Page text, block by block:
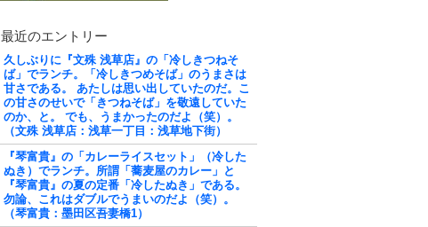
最近のエントリー
久しぶりに『文殊 浅草店』の「冷しきつねそ
ば」でランチ。「冷しきつめそば」のうまさは
甘さである。 あたしは思い出していたのだ。こ
の甘さのせいで「きつねそば」を敬遠していた
のか、と。 でも、うまかったのだよ（笑）。
（文殊 浅草店：浅草一丁目：浅草地下街）
『琴富貴』の「カレーライスセット」（冷した
ぬき）でランチ。所謂「蕎麦屋のカレー」と
『琴富貴』の夏の定番「冷したぬき」である。
勿論、これはダブルでうまいのだよ（笑）。
（琴富貴：墨田区吾妻橋1）